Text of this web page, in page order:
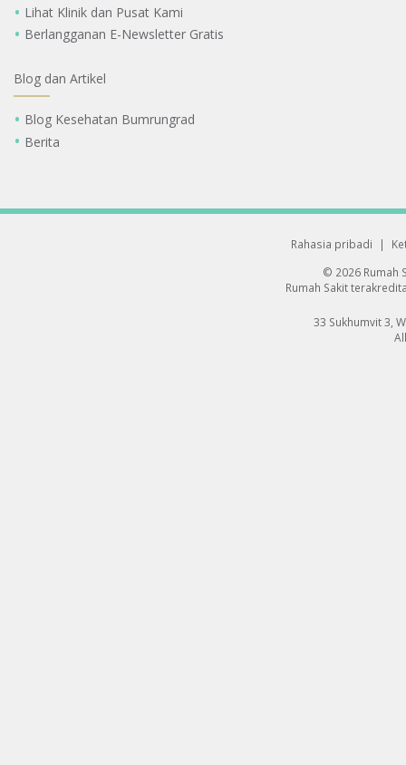
Lihat Klinik dan Pusat Kami
Berlangganan E-Newsletter Gratis
Blog dan Artikel
Blog Kesehatan Bumrungrad
Berita
Rahasia pribadi |
© 2026 Rumah
Rumah Sakit
33 Sukhumvit 3,